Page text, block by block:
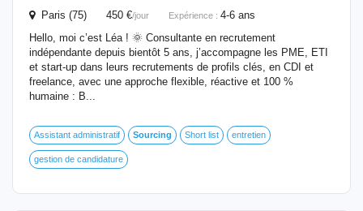
Paris (75) 450 €/jour Expérience : 4-6 ans
Hello, moi c’est Léa ! 🌞 Consultante en recrutement
indépendante depuis bientôt 5 ans, j’accompagne les PME, ETI
et start-up dans leurs recrutements de profils clés, en CDI et
freelance, avec une approche flexible, réactive et 100 %
humaine : B...
Assistant administratif Sourcing Short list entretien
gestion de candidature